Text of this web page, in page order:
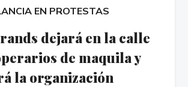
EN PROTESTAS
dejará en la calle
de maquila y
la organización